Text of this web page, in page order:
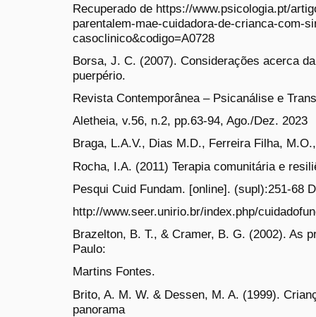
Recuperado de https://www.psicologia.pt/
parentalem-mae-cuidadora-de-crianca-com-
casoclinico&codigo=A0728
Borsa, J. C. (2007). Considerações acerca
puerpério.
Revista Contemporânea – Psicanálise e
Aletheia, v.56, n.2, pp.63-94, Ago./Dez. 2023
Braga, L.A.V., Dias M.D., Ferreira Filha,
Rocha, I.A. (2011) Terapia comunitária e
Pesqui Cuid Fundam. [online]. (supl):251-68
http://www.seer.unirio.br/index.php/
Brazelton, B. T., & Cramer, B. G. (2002). As
Paulo:
Martins Fontes.
Brito, A. M. W. & Dessen, M. A. (1999).
panorama